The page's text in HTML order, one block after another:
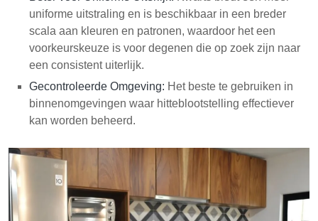
uniforme uitstraling en is beschikbaar in een breder
scala aan kleuren en patronen, waardoor het een
voorkeurskeuze is voor degenen die op zoek zijn naar
een consistent uiterlijk.
Gecontroleerde Omgeving: Het beste te gebruiken in
binnenomgevingen waar hitteblootstelling effectiever
kan worden beheerd.